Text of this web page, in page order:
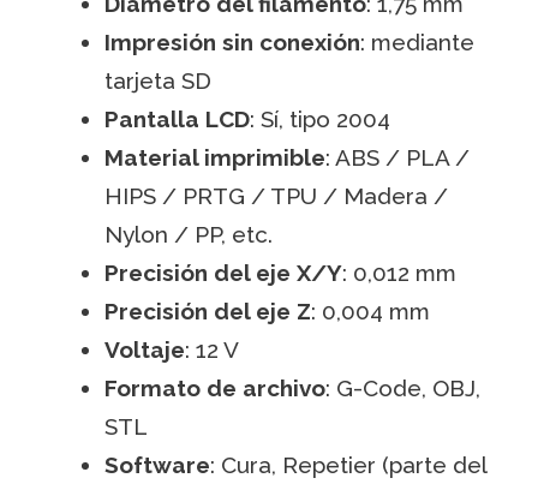
Impresión sin conexión: mediante
tarjeta SD
Pantalla LCD: Sí, tipo 2004
Material imprimible: ABS / PLA /
HIPS / PRTG / TPU / Madera /
Nylon / PP, etc.
Precisión del eje X/Y: 0,012 mm
Precisión del eje Z: 0,004 mm
Voltaje: 12 V
Formato de archivo: G-Code, OBJ,
STL
Software: Cura, Repetier (parte del